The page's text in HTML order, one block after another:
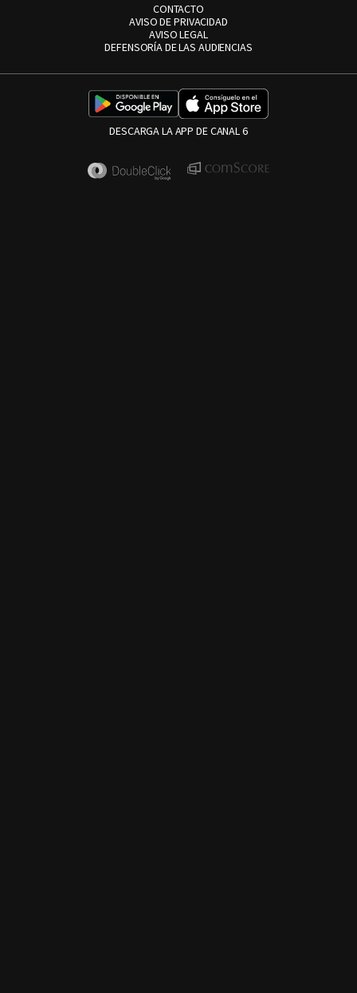
CONTACTO
AVISO DE PRIVACIDAD
AVISO LEGAL
DEFENSORÍA DE LAS AUDIENCIAS
DESCARGA LA APP DE CANAL 6